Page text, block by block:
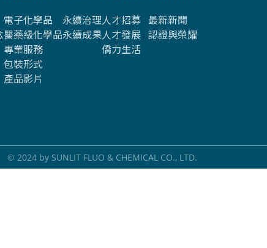
電子化學品
醫藥級化學品
專業服務
包裝形式
產品影片
永續治理
永續成果
人才招募
人才發展
僑力生活
最新新聞
認證與榮耀
© 2024 by SUNLIT FLUO & CHEMICAL CO., LTD.